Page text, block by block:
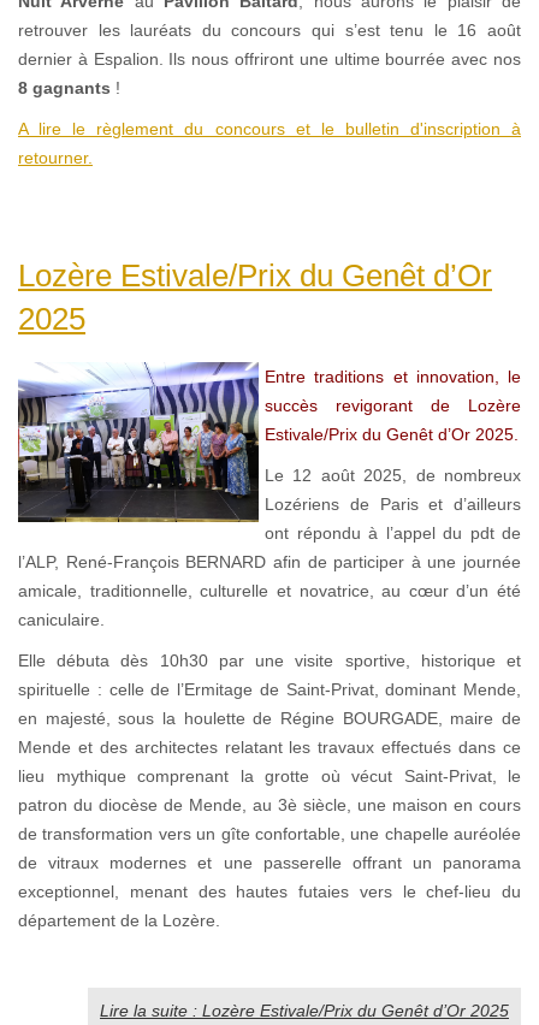
retrouver les lauréats du concours qui s’est tenu le 16 août
dernier à Espalion. Ils nous offriront une ultime bourrée avec nos
8 gagnants !
A lire le règlement du concours et le bulletin d'inscription à
retourner.
Lozère Estivale/Prix du Genêt d’Or
2025
Entre traditions et innovation, le
succès revigorant de Lozère
Estivale/Prix du Genêt d’Or 2025.
Le 12 août 2025, de nombreux
Lozériens de Paris et d’ailleurs
ont répondu à l’appel du pdt de
l’ALP, René-François BERNARD afin de participer à une journée
amicale, traditionnelle, culturelle et novatrice, au cœur d’un été
caniculaire.
Elle débuta dès 10h30 par une visite sportive, historique et
spirituelle : celle de l’Ermitage de Saint-Privat, dominant Mende,
en majesté, sous la houlette de Régine BOURGADE, maire de
Mende et des architectes relatant les travaux effectués dans ce
lieu mythique comprenant la grotte où vécut Saint-Privat, le
patron du diocèse de Mende, au 3è siècle, une maison en cours
de transformation vers un gîte confortable, une chapelle auréolée
de vitraux modernes et une passerelle offrant un panorama
exceptionnel, menant des hautes futaies vers le chef-lieu du
département de la Lozère.
Lire la suite : Lozère Estivale/Prix du Genêt d’Or 2025